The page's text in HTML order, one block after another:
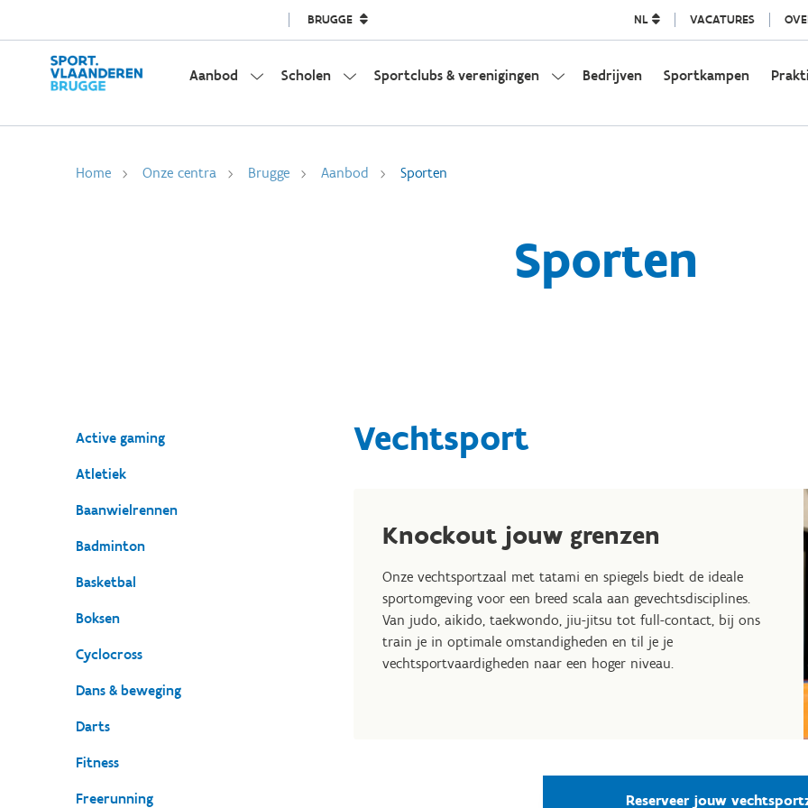
BRUGGE NL VACATURES
Aanbod Scholen Sportclubs & verenigingen Bedrijven Sportkampen
Home Onze centra Brugge Aanbod Sporten
Sporten
Active gaming
Atletiek
Baanwielrennen
Badminton
Basketbal
Boksen
Cyclocross
Dans & beweging
Darts
Fitness
Freerunning
Vechtsport
Knockout jouw grenzen
Onze vechtsportzaal met tatami en spiegels biedt de ideale
sportomgeving voor een breed scala aan gevechtsdisciplines.
Van judo, aikido, taekwondo, jiu-jitsu tot full-contact, bij ons
train je in optimale omstandigheden en til je je
vechtsportvaardigheden naar een hoger niveau.
Reserveer jouw